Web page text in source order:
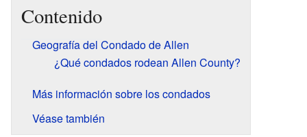
Contenido
Geografía del Condado de Allen
¿Qué condados rodean Allen County?
Más información sobre los condados
Véase también